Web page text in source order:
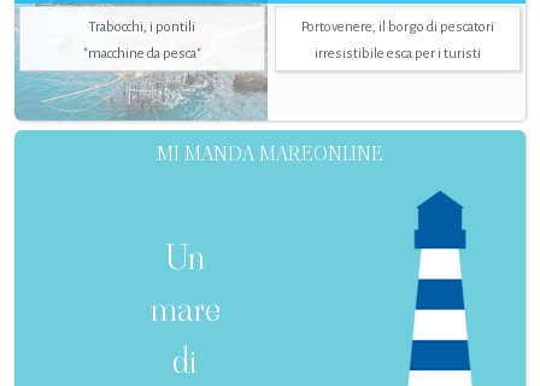
Trabocchi, i pontili
"macchine da pesca"
Portovenere, il borgo di pescatori
irresistibile esca per i turisti
MI MANDA MAREONLINE
Un
mare
di